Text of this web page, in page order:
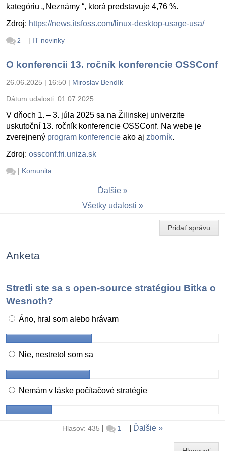
kategóriu „ Neznámy “, ktorá predstavuje 4,76 %.
Zdroj: https://news.itsfoss.com/linux-desktop-usage-usa/
2 | IT novinky
O konferencii 13. ročník konferencie OSSConf
26.06.2025 | 16:50 | Miroslav Bendík
Dátum udalosti: 01.07.2025
V dňoch 1. – 3. júla 2025 sa na Žilinskej univerzite
uskutoční 13. ročník konferencie OSSConf. Na webe je
zverejnený program konferencie ako aj zborník.
Zdroj: ossconf.fri.uniza.sk
| Komunita
Ďalšie
Všetky udalosti
Pridať správu
Anketa
Stretli ste sa s open-source stratégiou Bitka o
Wesnoth?
Áno, hral som alebo hrávam
Nie, nestretol som sa
Nemám v láske počítačové stratégie
Hlasov: 435 1 Ďalšie